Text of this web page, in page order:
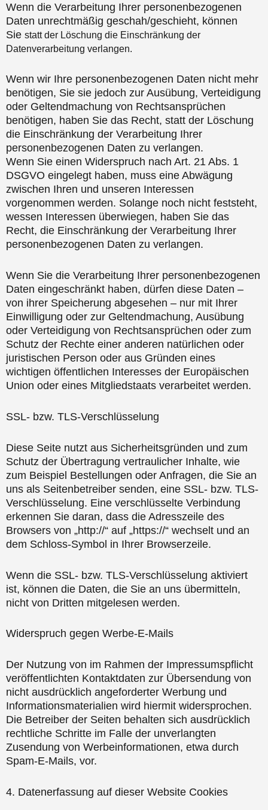
Wenn die Verarbeitung Ihrer personenbezogenen
Daten unrechtmäßig geschah/geschieht, können
Sie statt der Löschung die Einschränkung der
Datenverarbeitung verlangen.
Wenn wir Ihre personenbezogenen Daten nicht mehr
benötigen, Sie sie jedoch zur Ausübung, Verteidigung
oder Geltendmachung von Rechtsansprüchen
benötigen, haben Sie das Recht, statt der Löschung
die Einschränkung der Verarbeitung Ihrer
personenbezogenen Daten zu verlangen.
Wenn Sie einen Widerspruch nach Art. 21 Abs. 1
DSGVO eingelegt haben, muss eine Abwägung
zwischen Ihren und unseren Interessen
vorgenommen werden. Solange noch nicht feststeht,
wessen Interessen überwiegen, haben Sie das
Recht, die Einschränkung der Verarbeitung Ihrer
personenbezogenen Daten zu verlangen.
Wenn Sie die Verarbeitung Ihrer personenbezogenen
Daten eingeschränkt haben, dürfen diese Daten –
von ihrer Speicherung abgesehen – nur mit Ihrer
Einwilligung oder zur Geltendmachung, Ausübung
oder Verteidigung von Rechtsansprüchen oder zum
Schutz der Rechte einer anderen natürlichen oder
juristischen Person oder aus Gründen eines
wichtigen öffentlichen Interesses der Europäischen
Union oder eines Mitgliedstaats verarbeitet werden.
SSL- bzw. TLS-Verschlüsselung
Diese Seite nutzt aus Sicherheitsgründen und zum
Schutz der Übertragung vertraulicher Inhalte, wie
zum Beispiel Bestellungen oder Anfragen, die Sie an
uns als Seitenbetreiber senden, eine SSL- bzw. TLS-
Verschlüsselung. Eine verschlüsselte Verbindung
erkennen Sie daran, dass die Adresszeile des
Browsers von „http://“ auf „https://“ wechselt und an
dem Schloss-Symbol in Ihrer Browserzeile.
Wenn die SSL- bzw. TLS-Verschlüsselung aktiviert
ist, können die Daten, die Sie an uns übermitteln,
nicht von Dritten mitgelesen werden.
Widerspruch gegen Werbe-E-Mails
Der Nutzung von im Rahmen der Impressumspflicht
veröffentlichten Kontaktdaten zur Übersendung von
nicht ausdrücklich angeforderter Werbung und
Informationsmaterialien wird hiermit widersprochen.
Die Betreiber der Seiten behalten sich ausdrücklich
rechtliche Schritte im Falle der unverlangten
Zusendung von Werbeinformationen, etwa durch
Spam-E-Mails, vor.
4. Datenerfassung auf dieser Website Cookies